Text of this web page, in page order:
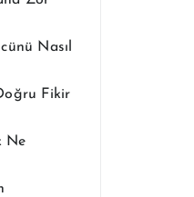
Nasıl
Fikir
Ne